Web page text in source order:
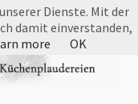
Dienste. Mit der
damit einverstanden,
more OK